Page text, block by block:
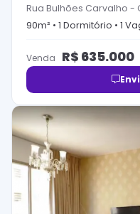
Rua Bulhões Carvalho -
90m² • 1 Dormitório • 1
Venda R$ 635.000